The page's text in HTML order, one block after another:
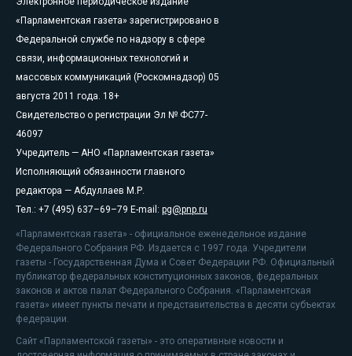
«Парламентская газета» зарегистрировано в
Федеральной службе по надзору в сфере
связи, информационных технологий и
массовых коммуникаций (Роскомнадзор) 05
августа 2011 года. 18+
Свидетельство о регистрации Эл № ФС77-
46097
Учредитель — АНО «Парламентская газета»
Исполняющий обязанности главного
редактора — Абдуллаев М.Р.
Тел.: +7 (495) 637–69–79 E-mail: pg@pnp.ru
«Парламентская газета» - официальное еженедельное издание
Федерального Собрания РФ. Издается с 1997 года. Учредители
газеты - Государственная Дума и Совет Федерации РФ. Официальный
публикатор федеральных конституционных законов, федеральных
законов и актов палат Федерального Собрания. «Парламентская
газета» имеет пункты печати и представительства в десяти субъектах
федерации.
Сайт «Парламентской газеты» - это оперативные новости и